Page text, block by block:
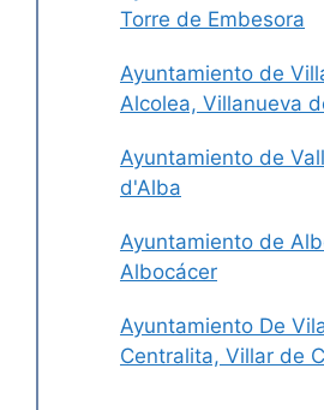
Torre de Embesora
Ayuntamiento de
Alcolea, Villanueva
Ayuntamiento de
d'Alba
Ayuntamiento de
Albocácer
Ayuntamiento De
Centralita, Villar de